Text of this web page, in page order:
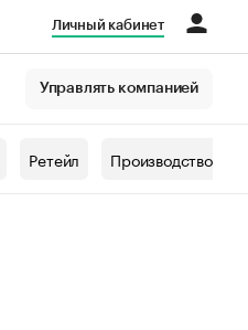
Личный кабинет
Управлять компанией
Ретейл Производство